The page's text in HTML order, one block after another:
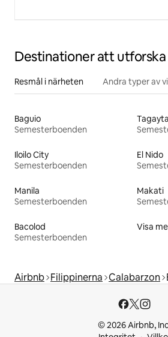
Destinationer att utforska
Resmål i närheten Andra typer av
Baguio
Semesterboenden
Iloilo City
Semesterboenden
El Nido
Manila
Semesterboenden
Makati
Bacolod
Semesterboenden
Visa
Airbnb Filippinerna Calabarzon
© 2026 Airbnb,